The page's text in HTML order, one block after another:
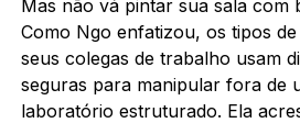
Mas não vá pintar sua sala com
Como Ngo enfatizou, os tipos
seus colegas de trabalho usam
seguras para manipular fora de
laboratório estruturado. Ela